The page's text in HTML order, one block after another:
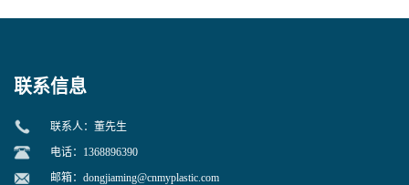
联系信息
联系人：董先生
电话：1368896390
邮箱： dongjiaming@cnmyplastic.com